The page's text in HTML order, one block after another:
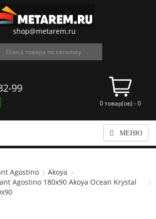
shop@metarem.ru
99
0 товар(ов) - 0
МЕНЮ
Agostino
Akoya
Agostino 180x90 Akoya Ocean Krystal